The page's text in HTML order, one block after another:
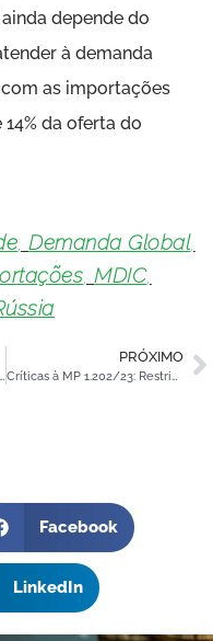
depende do
à demanda
as importações
da oferta do
,Demanda Global,
,MDIC,
Fazenda Amplia de 15 Para 24 o Total de Turmas Ordinárias de Julgamento no CARF
PRÓXIMO
Críticas à MP 1.202/23: Restrições nas Compensações Tributárias e Impactos Financeiros
Facebook
LinkedIn